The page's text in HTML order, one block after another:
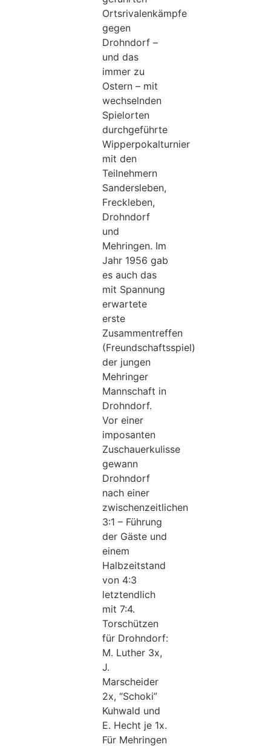
Ortsrivalenkämpfe
gegen
Drohndorf –
und das
immer zu
Ostern – mit
wechselnden
Spielorten
durchgeführte
Wipperpokalturnier
mit den
Teilnehmern
Sandersleben,
Freckleben,
Drohndorf
und
Mehringen. Im
Jahr 1956 gab
es auch das
mit Spannung
erwartete
erste
Zusammentreffen
(Freundschaftsspiel)
der jungen
Mehringer
Mannschaft in
Drohndorf.
Vor einer
imposanten
Zuschauerkulisse
gewann
Drohndorf
nach einer
zwischenzeitlichen
3:1 – Führung
der Gäste und
einem
Halbzeitstand
von 4:3
letztendlich
mit 7:4.
Torschützen
für Drohndorf:
M. Luther 3x,
J.
Marscheider
2x, “Schoki”
Kuhwald und
E. Hecht je 1x.
Für Mehringen